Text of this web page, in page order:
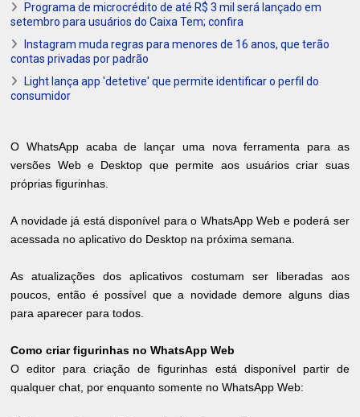
Programa de microcrédito de até R$ 3 mil será lançado em
setembro para usuários do Caixa Tem; confira
Instagram muda regras para menores de 16 anos, que terão
contas privadas por padrão
Light lança app 'detetive' que permite identificar o perfil do
consumidor
O WhatsApp acaba de lançar uma nova ferramenta para as
versões Web e Desktop que permite aos usuários criar suas
próprias figurinhas.
A novidade já está disponível para o WhatsApp Web e poderá ser
acessada no aplicativo do Desktop na próxima semana.
As atualizações dos aplicativos costumam ser liberadas aos
poucos, então é possível que a novidade demore alguns dias
para aparecer para todos.
Como criar figurinhas no WhatsApp Web
O editor para criação de figurinhas está disponível partir de
qualquer chat, por enquanto somente no WhatsApp Web: